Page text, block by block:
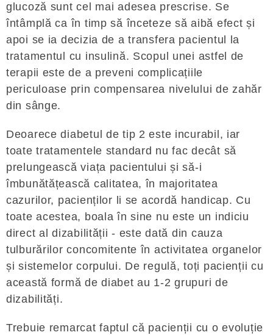
glucoză sunt cel mai adesea prescrise. Se
întâmplă ca în timp să înceteze să aibă efect și
apoi se ia decizia de a transfera pacientul la
tratamentul cu insulină. Scopul unei astfel de
terapii este de a preveni complicațiile
periculoase prin compensarea nivelului de zahăr
din sânge.
Deoarece diabetul de tip 2 este incurabil, iar
toate tratamentele standard nu fac decât să
prelungească viața pacientului și să-i
îmbunătățească calitatea, în majoritatea
cazurilor, pacienților li se acordă handicap. Cu
toate acestea, boala în sine nu este un indiciu
direct al dizabilității - este dată din cauza
tulburărilor concomitente în activitatea organelor
și sistemelor corpului. De regulă, toți pacienții cu
această formă de diabet au 1-2 grupuri de
dizabilități.
Trebuie remarcat faptul că pacienții cu o evoluție